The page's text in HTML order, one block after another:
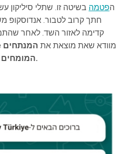
הפטמה בשיטה זו. שתלי סיליקון
חתך קרוב לטבור.
קדימה לאזור השד. לאחר
סיליקון. Healthy Türkiye מוודא שאת מוצאת את המנתחים
המומחים להגדלת חזה בטורקיה.